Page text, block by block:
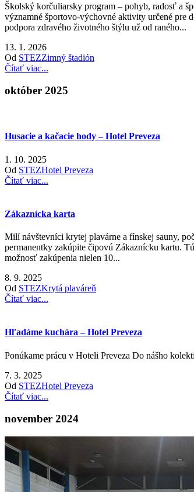
Školský korčuliarsky program – pohyb, radosť a
významné športovo-výchovné aktivity určené pre
podpora zdravého životného štýlu už od raného...
13. 1. 2026
Od STEZZimný štadión
Čítať viac...
október 2025
Husacie a kačacie hody – Hotel Preveza
1. 10. 2025
Od STEZHotel Preveza
Čítať viac...
Zákaznícka karta
Milí návštevníci krytej plavárne a fínskej sauny,
permanentky zakúpite čipovú Zákaznícku kartu.
možnosť zakúpenia nielen 10...
8. 9. 2025
Od STEZKrytá plaváreň
Čítať viac...
Hľadáme kuchára – Hotel Preveza
Ponúkame prácu v Hoteli Preveza Do nášho
7. 3. 2025
Od STEZHotel Preveza
Čítať viac...
november 2024